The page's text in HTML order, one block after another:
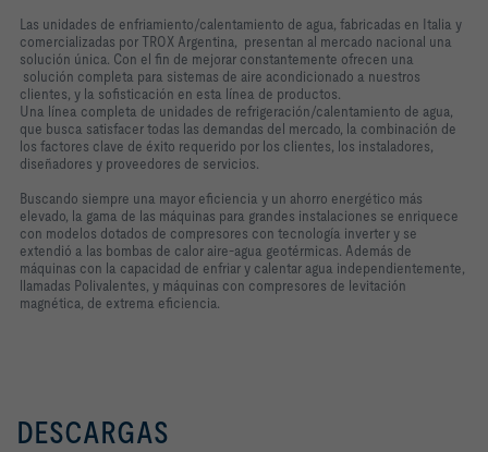
Las unidades de enfriamiento/calentamiento de agua, fabricadas en Italia y
comercializadas por TROX Argentina, presentan al mercado nacional una
solución única. Con el fin de mejorar constantemente ofrecen una
solución completa para sistemas de aire acondicionado a nuestros
clientes, y la sofisticación en esta línea de productos.
Una línea completa de unidades de refrigeración/calentamiento de agua,
que busca satisfacer todas las demandas del mercado, la combinación de
los factores clave de éxito requerido por los clientes, los instaladores,
diseñadores y proveedores de servicios.
Buscando siempre una mayor eficiencia y un ahorro energético más
elevado, la gama de las máquinas para grandes instalaciones se enriquece
con modelos dotados de compresores con tecnología inverter y se
extendió a las bombas de calor aire-agua geotérmicas. Además de
máquinas con la capacidad de enfriar y calentar agua independientemente,
llamadas Polivalentes, y máquinas con compresores de levitación
magnética, de extrema eficiencia.
DESCARGAS